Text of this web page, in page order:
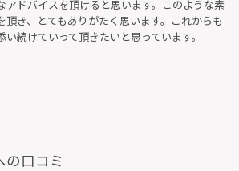
アドバイスを頂けると思います。このような素
き、とてもありがたく思います。これからも
続けていって頂きたいと思っています。
の口コミ